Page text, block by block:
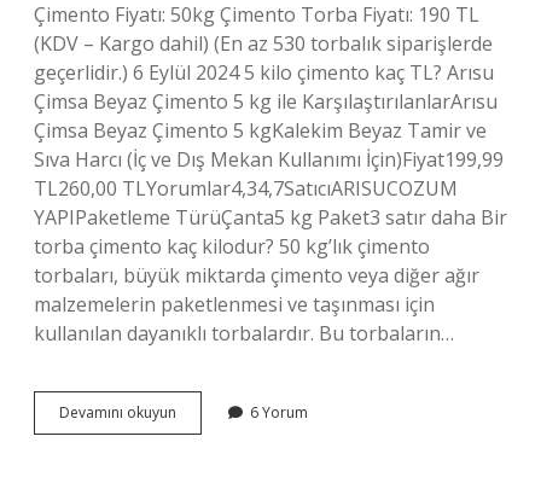
Çimento Fiyatı: 50kg Çimento Torba Fiyatı: 190 TL
(KDV – Kargo dahil) (En az 530 torbalık siparişlerde
geçerlidir.) 6 Eylül 2024 5 kilo çimento kaç TL? Arısu
Çimsa Beyaz Çimento 5 kg ile KarşılaştırılanlarArısu
Çimsa Beyaz Çimento 5 kgKalekim Beyaz Tamir ve
Sıva Harcı (İç ve Dış Mekan Kullanımı İçin)Fiyat199,99
TL260,00 TLYorumlar4,34,7SatıcıARISUCOZUM
YAPIPaketleme TürüÇanta5 kg Paket3 satır daha Bir
torba çimento kaç kilodur? 50 kg’lık çimento
torbaları, büyük miktarda çimento veya diğer ağır
malzemelerin paketlenmesi ve taşınması için
kullanılan dayanıklı torbalardır. Bu torbaların…
Devamını okuyun
Kg
6 Yorum